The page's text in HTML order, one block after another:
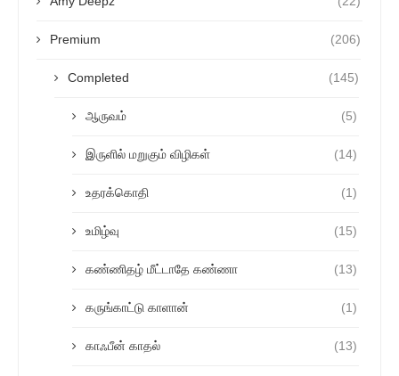
Premium (206)
Completed (145)
ஆருவம் (5)
இருளில் மறுகும் விழிகள் (14)
உதரக்கொதி (1)
உமிழ்வு (15)
கண்ணிதழ் மீட்டாதே கண்ணா (13)
கருங்காட்டு காளான் (1)
காஃபீன் காதல் (13)